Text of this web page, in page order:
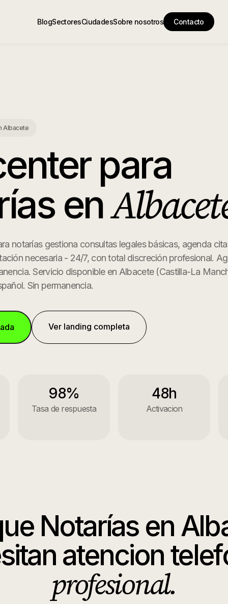
BlogSectoresCiudadesSobre nosotros Contacto
Albacete
para
en
notarías gestiona consultas legales básicas, agenda
necesaria - 24/7, con total discreción profesional.
Servicio disponible en Albacete(Castilla-La
Sin permanencia.
Ver landing completa
98%
Tasa de respuesta
48h
Activacion
Notaríasen
atencion
profesional.